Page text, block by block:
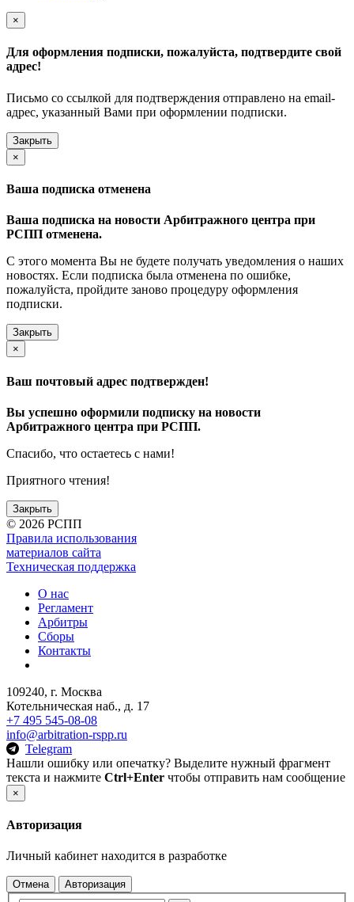
×
Для оформления подписки, пожалуйста, подтвердите свой
адрес!
Письмо со ссылкой для подтверждения отправлено на email-
адрес, указанный Вами при оформлении подписки.
Закрыть
×
Ваша подписка отменена
Ваша подписка на новости Арбитражного центра при
РСПП отменена.
С этого момента Вы не будете получать уведомления о наших
новостях. Если подписка была отменена по ошибке,
пожалуйста, пройдите заново процедуру оформления
подписки.
Закрыть
×
Ваш почтовый адрес подтвержден!
Вы успешно оформили подписку на новости
Арбитражного центра при РСПП.
Спасибо, что остаетесь с нами!
Приятного чтения!
Закрыть
© 2026 РСПП
Правила использования
материалов сайта
Техническая поддержка
О нас
Регламент
Арбитры
Сборы
Контакты
109240, г. Москва
Котельническая наб., д. 17
+7 495 545-08-08
info@arbitration-rspp.ru
Telegram
Нашли ошибку или опечатку? Выделите нужный фрагмент
текста и нажмите Ctrl+Enter чтобы отправить нам сообщение
×
Авторизация
Личный кабинет находится в разработке
Отмена Авторизация